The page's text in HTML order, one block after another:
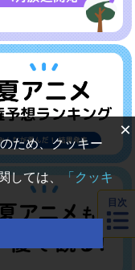
目次
×
ため、クッキー
しては、
「クッキ